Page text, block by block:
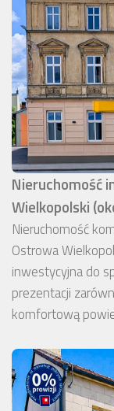
Nieruchomość
Wielkopolski
Nieruchomość
Ostrowa
inwestycyjna do
prezentacji
komfortową